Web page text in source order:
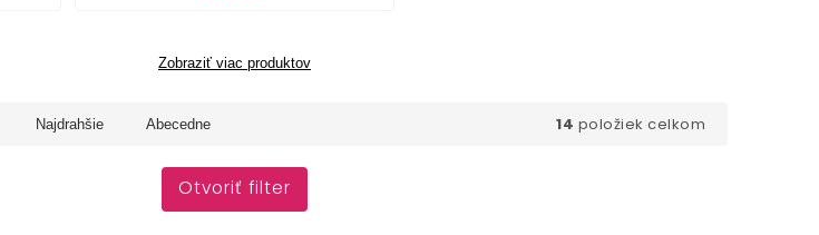
Zobraziť viac produktov
Najdrahšie Abecedne 14 položiek celkom
Otvoriť filter